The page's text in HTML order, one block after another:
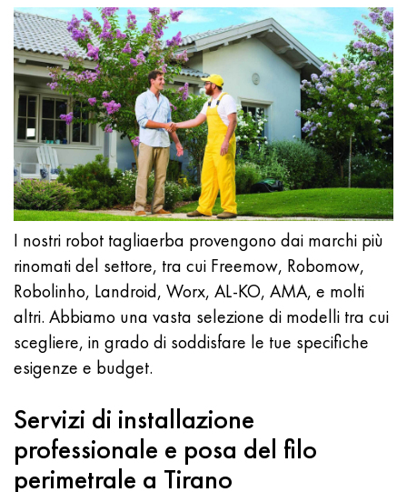
I nostri robot tagliaerba provengono dai marchi più
rinomati del settore, tra cui Freemow, Robomow,
Robolinho, Landroid, Worx, AL-KO, AMA, e molti
altri. Abbiamo una vasta selezione di modelli tra cui
scegliere, in grado di soddisfare le tue specifiche
esigenze e budget.
Servizi di installazione
professionale e posa del filo
perimetrale a Tirano